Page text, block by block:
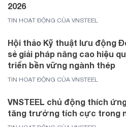
2026
TIN HOẠT ĐỘNG CỦA VNSTEEL
Hội thảo Kỹ thuật lưu động
sẻ giải pháp nâng cao hiệu
triển bền vững ngành thép
TIN HOẠT ĐỘNG CỦA VNSTEEL
VNSTEEL chủ động thích
tăng trưởng tích cực trong